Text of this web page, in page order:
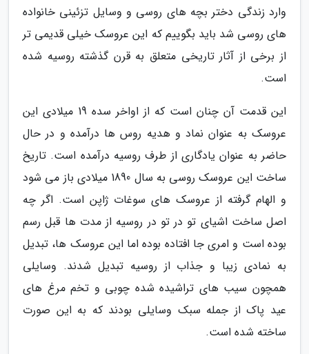
وارد زندگی دختر بچه های روسی و وسایل تزئینی خانواده
های روسی شد باید بگوییم که این عروسک خیلی قدیمی تر
از برخی از آثار تاریخی متعلق به قرن گذشته روسیه شده
است.
این قدمت آن چنان است که از اواخر سده 19 میلادی این
عروسک به عنوان نماد و هدیه روس ها درآمده و در حال
حاضر به عنوان یادگاری از طرف روسیه درآمده است. تاریخ
ساخت این عروسک روسی به سال 1890 میلادی باز می شود
و الهام گرفته از عروسک های سوغات ژاپن است. اگر چه
اصل ساخت اشیای تو در تو در روسیه از مدت ها قبل رسم
بوده است و امری جا افتاده بوده اما این عروسک ها، تبدیل
به نمادی زیبا و جذاب از روسیه تبدیل شدند. وسایلی
همچون سیب های تراشیده شده چوبی و تخم مرغ های
عید پاک از جمله سبک وسایلی بودند که به این صورت
ساخته شده است.